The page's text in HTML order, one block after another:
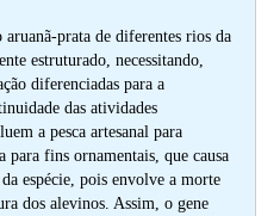
aruanã-prata de diferentes rios da
estruturado, necessitando,
diferenciadas para a
das atividades
a pesca artesanal para
para fins ornamentais, que causa
espécie, pois envolve a morte
dos alevinos. Assim, o gene